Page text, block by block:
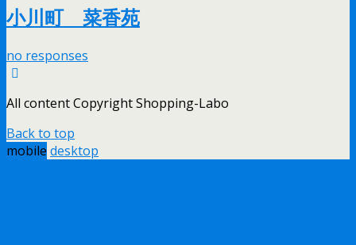
小川町 菜香苑
no responses
All content Copyright Shopping-Labo
Back to top
mobile desktop